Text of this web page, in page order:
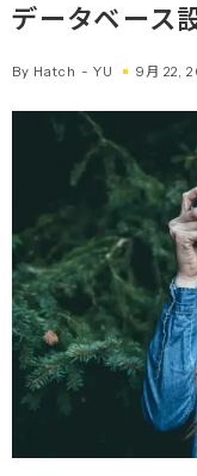
データベース
By Hatch - YU 9月 22,